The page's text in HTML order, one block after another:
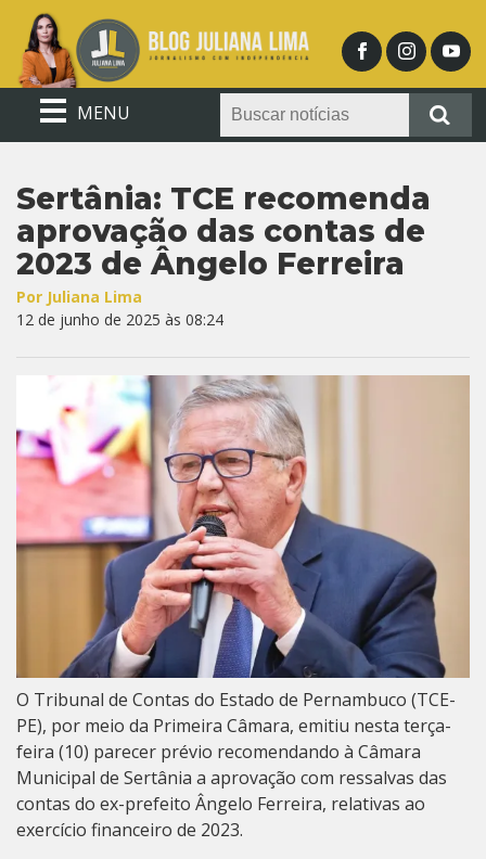
MENU
Sertânia: TCE recomenda
aprovação das contas de
2023 de Ângelo Ferreira
Por Juliana Lima
12 de junho de 2025 às 08:24
O Tribunal de Contas do Estado de Pernambuco (TCE-
PE), por meio da Primeira Câmara, emitiu nesta terça-
feira (10) parecer prévio recomendando à Câmara
Municipal de Sertânia a aprovação com ressalvas das
contas do ex-prefeito Ângelo Ferreira, relativas ao
exercício financeiro de 2023.